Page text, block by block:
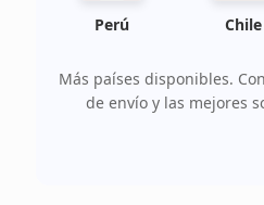
Perú Chile
Más países disponibles.
de envío y las mejores